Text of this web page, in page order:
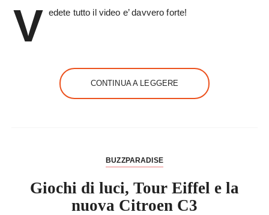
V edete tutto il video e’ davvero forte!
CONTINUA A LEGGERE
BUZZPARADISE
Giochi di luci, Tour Eiffel e la
nuova Citroen C3